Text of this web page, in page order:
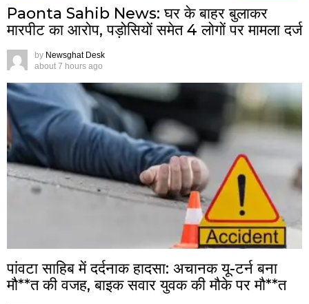
Paonta Sahib News: घर के बाहर बुलाकर
मारपीट का आरोप, पड़ोसियों समेत 4 लोगों पर मामला दर्ज
by Newsghat Desk
about 7 hours ago
पांवटा साहिब में दर्दनाक हादसा: अचानक यू-टर्न बना
मौ**त की वजह, बाइक सवार युवक की मौके पर मौ**त